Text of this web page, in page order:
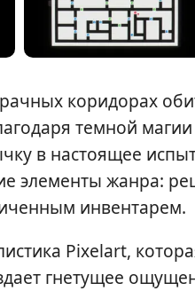
коридорах
темной
в настоящее
элементы жанра:
инвентарем.
Pixelart,
гнетущее